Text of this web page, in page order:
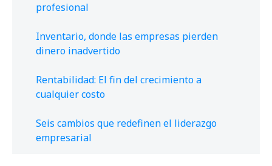
profesional
Inventario, donde las empresas pierden
dinero inadvertido
Rentabilidad: El fin del crecimiento a
cualquier costo
Seis cambios que redefinen el liderazgo
empresarial